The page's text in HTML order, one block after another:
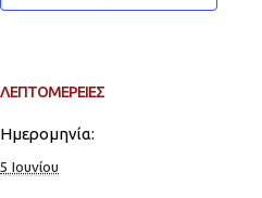
ΛΕΠΤΟΜΈΡΕΙΕΣ
Ημερομηνία:
5 Ιουνίου